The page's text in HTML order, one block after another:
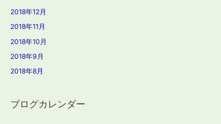
2018年12月
2018年11月
2018年10月
2018年9月
2018年8月
ブログカレンダー